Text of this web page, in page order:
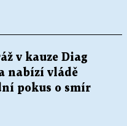
v kauze Diag
nabízí vládě
pokus o smír